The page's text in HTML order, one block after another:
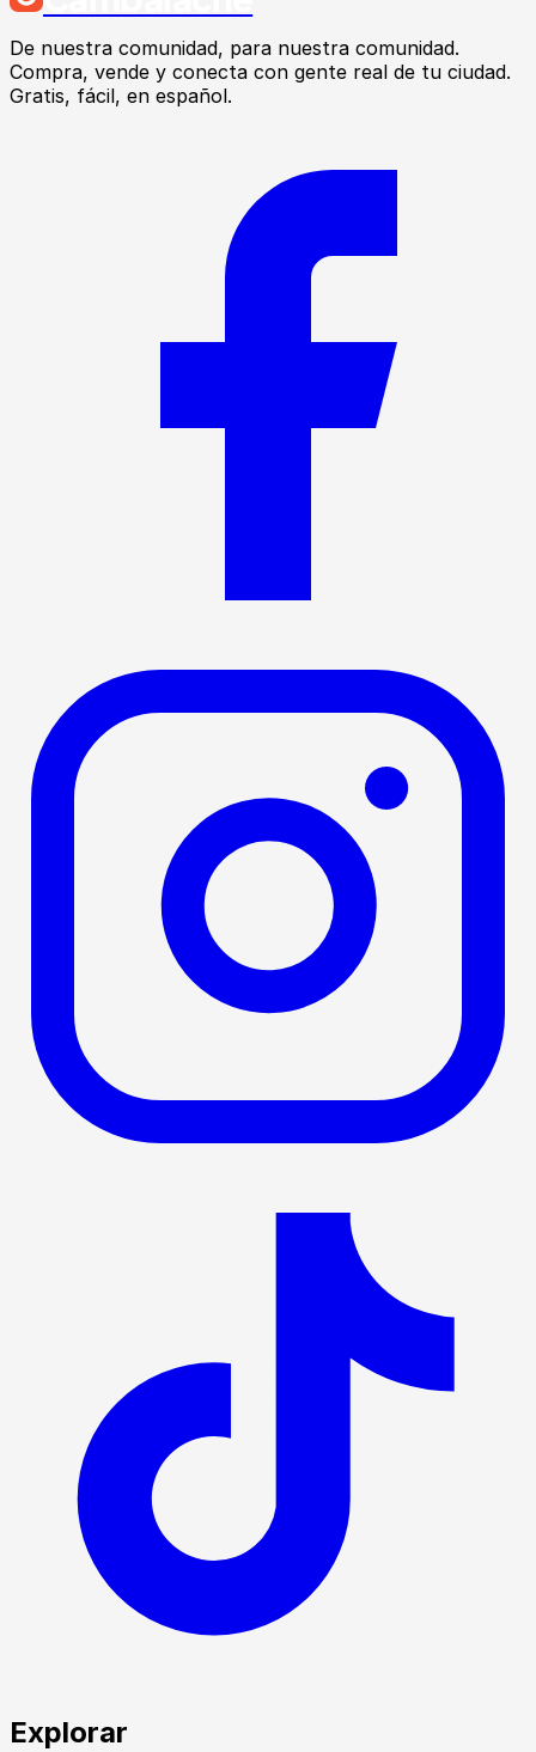
De nuestra comunidad, para nuestra comunidad.
Compra, vende y conecta con gente real de tu ciudad.
Gratis, fácil, en español.
Explorar